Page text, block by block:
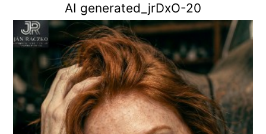
AI generated_jrDxO-20